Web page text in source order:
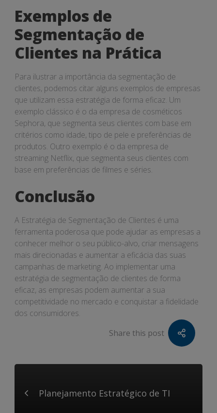
Exemplos de
Segmentação de
Clientes na Prática
Para ilustrar a importância da segmentação de
clientes, podemos citar alguns exemplos de empresas
que utilizam essa estratégia de forma eficaz. Um
exemplo clássico é o da empresa de cosméticos
Sephora, que segmenta seus clientes com base em
critérios como idade, tipo de pele e preferências de
produtos. Outro exemplo é o da empresa de
streaming Netflix, que segmenta seus clientes com
base em preferências de filmes e séries.
Conclusão
A Estratégia de Segmentação de Clientes é uma
ferramenta poderosa que pode ajudar as empresas a
conhecer melhor o seu público-alvo, criar mensagens
mais direcionadas e aumentar a eficácia das suas
campanhas de marketing. Ao implementar uma
estratégia de segmentação de clientes de forma
eficaz, as empresas podem aumentar a sua
competitividade no mercado e conquistar a fidelidade
dos consumidores.
Share this post
Planejamento Estratégico de TI